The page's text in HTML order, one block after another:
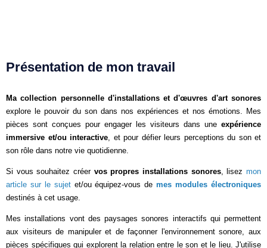
Présentation de mon travail
Ma collection personnelle d'installations et d'œuvres d'art sonores
explore le pouvoir du son dans nos expériences et nos émotions. Mes
pièces sont conçues pour engager les visiteurs dans une expérience
immersive et/ou interactive, et pour défier leurs perceptions du son et
son rôle dans notre vie quotidienne.
Si vous souhaitez créer vos propres installations sonores, lisezmon
article sur le sujetet/ou équipez-vous demes modules électroniques
destinés à cet usage.
Mes installations vont des paysages sonores interactifs qui permettent
aux visiteurs de manipuler et de façonner l'environnement sonore, aux
pièces spécifiques qui explorent la relation entre le son et le lieu. J'utilise